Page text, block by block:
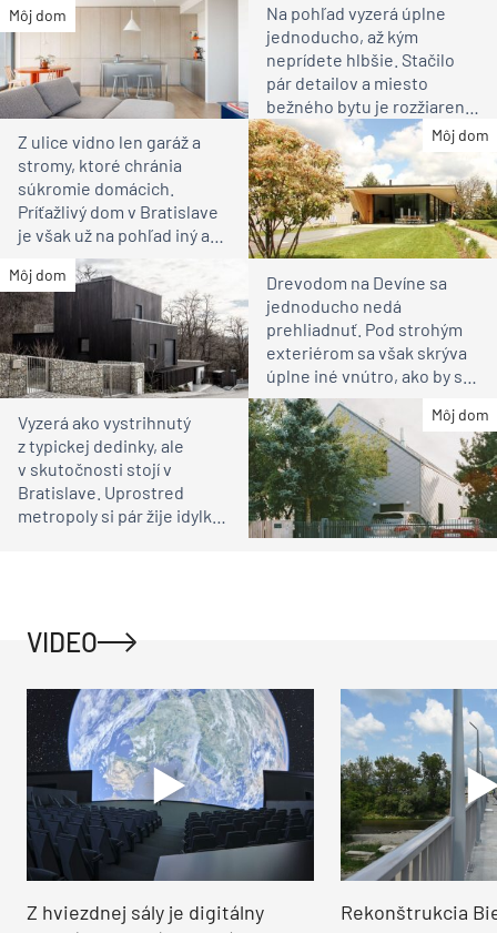
Môj dom
Na pohľad vyzerá úplne
jednoducho, až kým
neprídete hlbšie. Stačilo
pár detailov a miesto
bežného bytu je rozžiarené
bývanie pre rodinu
Môj dom
Z ulice vidno len garáž a
stromy, ktoré chránia
súkromie domácich.
Príťažlivý dom v Bratislave
je však už na pohľad iný ako
susedia
Môj dom
Drevodom na Devíne sa
jednoducho nedá
prehliadnuť. Pod strohým
exteriérom sa však skrýva
úplne iné vnútro, ako by ste
čakali
Môj dom
Vyzerá ako vystrihnutý
z typickej dedinky, ale
v skutočnosti stojí v
Bratislave. Uprostred
metropoly si pár žije idylku
VIDEO
Z hviezdnej sály je digitálny
Rekonštrukcia